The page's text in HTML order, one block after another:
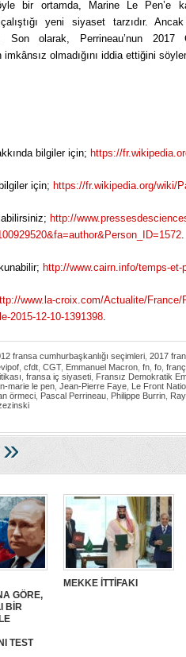
bir ortamda, Marine Le Pen’e
yeni siyaset tarzıdır.
Son olarak, Perrineau’nun 2017
imkânsız olmadığını iddia ettiğini
bilgiler için; https://
için; https://fr.wikipedia.org/wiki/
http://
.
http://www.cairn.info/temps-et-
www.la-croix.com/Actualite/
2015-12-10-1391398.
fransa cumhurbaşkanlığı seçimleri 2017
cfdt CGT, Emmanuel Macron fn fo
fransa iç siyaseti Fransız Demokratik
marie le pen Jean-Pierre Faye Le Front
örmeci Pascal Perrineau Philippe Burrin
»
GÖRE,
BİR
TEST
MEKKE İTTİFAKI